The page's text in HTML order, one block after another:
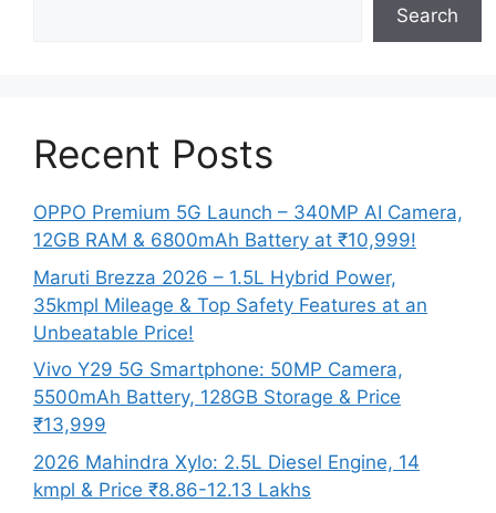
Search
Recent Posts
OPPO Premium 5G Launch – 340MP AI Camera,
12GB RAM & 6800mAh Battery at ₹10,999!
Maruti Brezza 2026 – 1.5L Hybrid Power,
35kmpl Mileage & Top Safety Features at an
Unbeatable Price!
Vivo Y29 5G Smartphone: 50MP Camera,
5500mAh Battery, 128GB Storage & Price
₹13,999
2026 Mahindra Xylo: 2.5L Diesel Engine, 14
kmpl & Price ₹8.86-12.13 Lakhs